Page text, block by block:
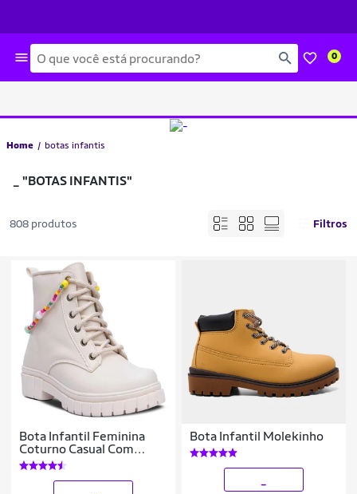
Busca 0
Home botas infantis
"BOTAS INFANTIS"
808 produtos Filtros
Bota Infantil Feminina
Coturno Casual Com
Pulseira 09.06j
Bota Infantil Molekinho